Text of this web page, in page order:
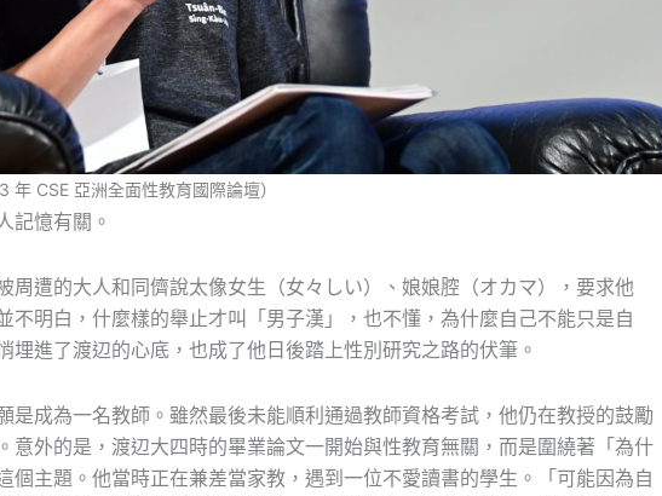
CSE 亞洲全面性教育國際論壇）
記憶有關。
周遭的大人和同儕說太像女生（女々しい）、娘娘腔（オカマ），要求他
不明白，什麼樣的舉止才叫「男子漢」，也不懂，為什麼自己不能只是自
埋進了渡辺的心底，也成了他日後踏上性別研究之路的伏筆。
是成為一名教師。雖然最後未能順利通過教師資格考試，他仍在教授的鼓勵
意外的是，渡辺大四時的畢業論文一開始與性教育無關，而是圍繞著「為什
個主題。他當時正在兼差當家教，遇到一位不愛讀書的學生。「可能因為自